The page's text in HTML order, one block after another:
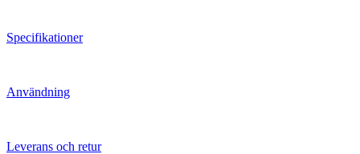
Specifikationer
Användning
Leverans och retur